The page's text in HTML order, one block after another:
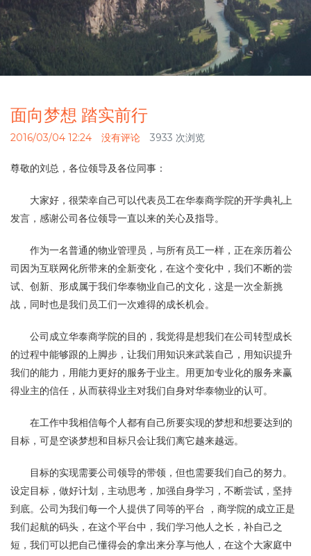
面向梦想 踏实前行
2016/03/04 12:24 没有评论 3933 次浏览
尊敬的刘总，各位领导及各位同事：
大家好，很荣幸自己可以代表员工在华泰商学院的开学典礼上
发言，感谢公司各位领导一直以来的关心及指导。
作为一名普通的物业管理员，与所有员工一样，正在亲历着公
司因为互联网化所带来的全新变化，在这个变化中，我们不断的尝
试、创新、形成属于我们华泰物业自己的文化，这是一次全新挑
战，同时也是我们员工们一次难得的成长机会。
公司成立华泰商学院的目的，我觉得是想我们在公司转型成长
的过程中能够跟的上脚步，让我们用知识来武装自己，用知识提升
我们的能力，用能力更好的服务于业主。用更加专业化的服务来赢
得业主的信任，从而获得业主对我们自身对华泰物业的认可。
在工作中我相信每个人都有自己所要实现的梦想和想要达到的
目标，可是空谈梦想和目标只会让我们离它越来越远。
目标的实现需要公司领导的带领，但也需要我们自己的努力。
设定目标，做好计划，主动思考，加强自身学习，不断尝试，坚持
到底。公司为我们每一个人提供了同等的平台 ，商学院的成立正是
我们起航的码头，在这个平台中，我们学习他人之长，补自己之
短，我们可以把自己懂得会的拿出来分享与他人，在这个大家庭中